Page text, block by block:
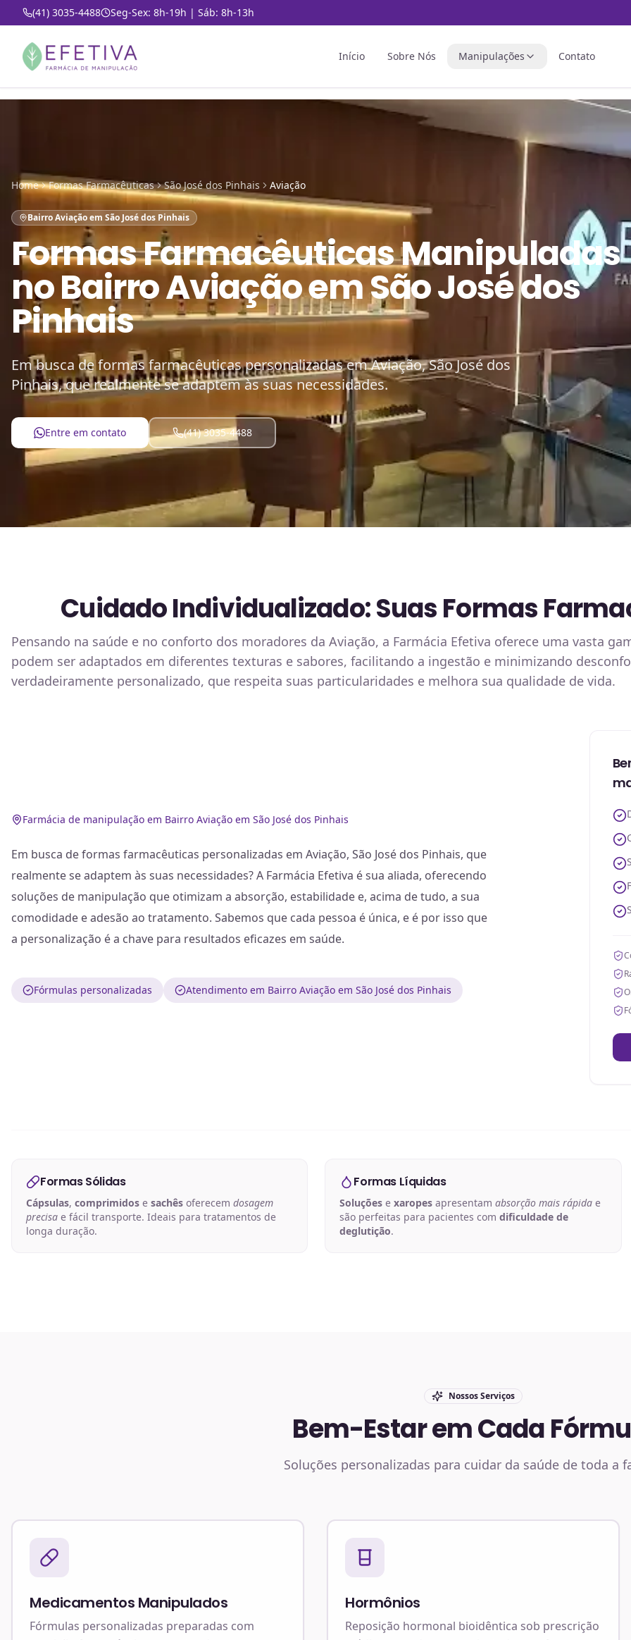
(41) 3035-4488 Seg-Sex: 8h-19h | Sáb: 8h-13h
Início Sobre Nós Manipulações Contato
Home Formas Farmacêuticas São José dos Pinhais Aviação
Bairro Aviação em São José dos Pinhais
Formas Farmacêuticas Manipuladas
noBairro Aviação em São José dos
Pinhais
Em busca de formas farmacêuticas personalizadas em Aviação, São José dos
Pinhais, que realmente se adaptem às suas necessidades.
Entre em contato (41) 3035-4488
Cuidado Individualizado: Suas Formas
Pensando na saúde e no conforto dos moradores da Aviação, a Farmácia Efetiva oferece uma vasta
podem ser adaptados em diferentes texturas e sabores, facilitando a ingestão e minimizando
verdadeiramente personalizado, que respeita suas particularidades e melhora sua qualidade de vida.
Farmácia de manipulação em Bairro Aviação em São José dos Pinhais
Em busca de formas farmacêuticas personalizadas em Aviação, São José dos Pinhais, que
realmente se adaptem às suas necessidades? A Farmácia Efetiva é sua aliada, oferecendo
soluções de manipulação que otimizam a absorção, estabilidade e, acima de tudo, a sua
comodidade e adesão ao tratamento. Sabemos que cada pessoa é única, e é por isso que
a personalização é a chave para resultados eficazes em saúde.
Fórmulas personalizadas Atendimento em Bairro Aviação em São José dos Pinhais
Formas Sólidas
Cápsulas, comprimidos e sachês oferecem dosagem
precisa e fácil transporte. Ideais para tratamentos de
longa duração.
Formas Líquidas
Soluções exaropes apresentamabsorção mais rápida e
são perfeitas para pacientes comdificuldade de
deglutição.
Nossos Serviços
Bem-Estar em Cada
Soluções personalizadas para cuidar da saúde de toda a
Medicamentos Manipulados
Fórmulas personalizadas preparadas com
Hormônios
Reposição hormonal bioidêntica sob prescrição